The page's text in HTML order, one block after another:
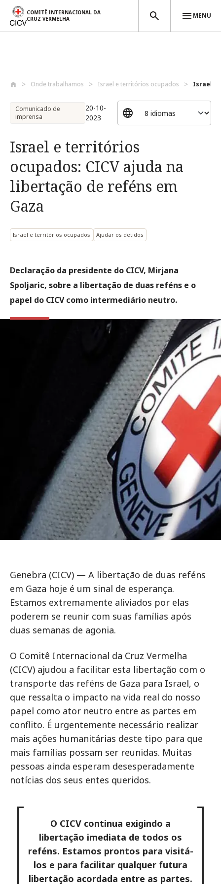
COMITÊ INTERNACIONAL DA
CRUZ VERMELHA
MENU
Onde trabalhamos Israel e territórios ocupados Israel e
Comunicado de
imprensa
20-10-
2023
Israel e territórios
ocupados: CICV ajuda na
libertação de reféns em
Gaza
Israel e territórios ocupados Ajudar os detidos
Declaração da presidente do CICV, Mirjana
Spoljaric, sobre a libertação de duas reféns e o
papel do CICV como intermediário neutro.
Genebra (CICV) — A libertação de duas reféns
em Gaza hoje é um sinal de esperança.
Estamos extremamente aliviados por elas
poderem se reunir com suas famílias após
duas semanas de agonia.
O Comitê Internacional da Cruz Vermelha
(CICV) ajudou a facilitar esta libertação com o
transporte das reféns de Gaza para Israel, o
que ressalta o impacto na vida real do nosso
papel como ator neutro entre as partes em
conflito. É urgentemente necessário realizar
mais ações humanitárias deste tipo para que
mais famílias possam ser reunidas. Muitas
pessoas ainda esperam desesperadamente
notícias dos seus entes queridos.
O CICV continua exigindo a
libertação imediata de todos os
reféns. Estamos prontos para visitá-
los e para facilitar qualquer futura
libertação acordada entre as partes.